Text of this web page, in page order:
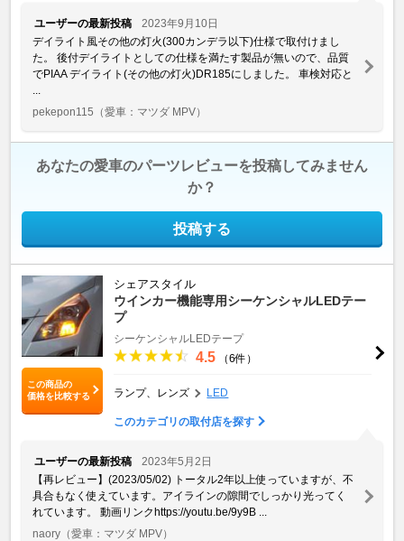
ユーザーの最新投稿
2023年9月10日
デイライト風その他の灯火(300カンデラ以下)仕様で取付けまし
た。 後付デイライトとしての仕様を満たす製品が無いので、品質
でPIAA デイライト(その他の灯火)DR185にしました。 車検対応と
pekepon115 （愛車：マツダ MPV）
あなたの愛車のパーツレビューを投稿してみません
か？
投稿する
この商品の
価格を比較する
シェアスタイル
ウインカー機能専用シーケンシャルLEDテー
プ
シーケンシャルLEDテープ
4.5 （6件）
ランプ、レンズ LED
このカテゴリの取付店を探す
ユーザーの最新投稿
2023年5月2日
【再レビュー】(2023/05/02) トータル2年以上使っていますが、不
具合もなく使えています。アイラインの隙間でしっかり光ってく
れています。 動画リンクhttps://youtu.be/9y9B ...
naory （愛車：マツダ MPV）